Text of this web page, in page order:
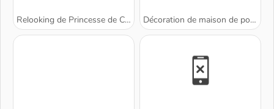
Relooking de Princesse de Conte de Fées Décoration de maison de poupées